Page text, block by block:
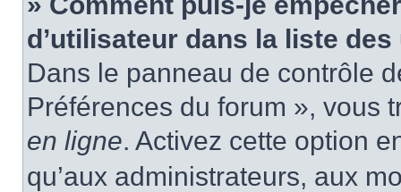
d’utilisateur dans la liste
Dans le panneau de contrôle
Préférences du forum », vous
en ligne. Activez cette option
qu’aux administrateurs, aux